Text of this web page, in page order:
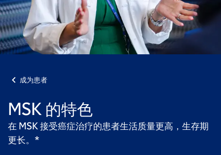
成为患者
MSK 的特色
在 MSK 接受癌症治疗的患者生活质量更高，生存期
更长。*